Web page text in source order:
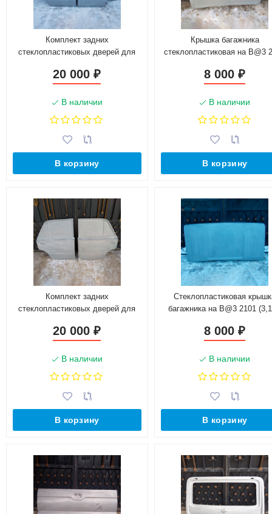
Комплект задних
стеклопластиковых дверей для
20 000₽
В наличии
В корзину
Крышка багажника
стеклопластиковая на B@3
8 000₽
В наличии
В корзину
Комплект задних
стеклопластиковых дверей для
20 000₽
В наличии
В корзину
Стеклопластиковая
багажника на B@3 2101
8 000₽
В наличии
В корзину